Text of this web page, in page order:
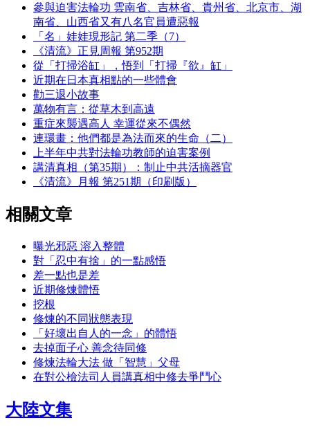
參與迫害法輪功 雲南省、吉林省、貴州省、北京市、湖
南省、山西省又有八名官員遭惡報
「名」娃娃現形記 第二季（7）
《清流》正見周報 第952期
從「打掃浴缸」，悟到「打掃『欲』缸」
近期在日本真相點的一些體會
勸三退小故事
萬物有言：從草木到高遠
重症來襲遇高人 幸運從來不偶然
連環畫：他們都是為法而來的生命（二）
上半年中共對法輪功教師的迫害案例
講清真相（第35期）：制止中共活摘器官
《清流》月報 第251期（印刷版）
相關文章
曝光邪惡 溶入整體
對「忍中有捨」的一點感悟
差一點也是差
近期修煉體悟
挖根
修煉的不同狀態表現
「好壞出自人的一念」的體悟
去掉面子心 善念待同修
修煉法輪大法 做「智慧」父母
在對公檢法司人員講真相中修去爭鬥心
大陸文集